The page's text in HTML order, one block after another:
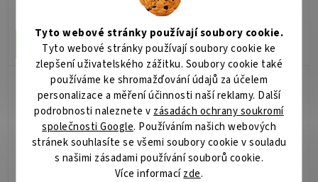
Tyto webové stránky používají soubory cookie.
Tyto webové stránky používají soubory cookie ke
zlepšení uživatelského zážitku. Soubory cookie také
používáme ke shromažďování údajů za účelem
personalizace a měření účinnosti naší reklamy. Další
podrobnosti naleznete v zásadách ochrany soukromí
společnosti Google. Používáním našich webových
stránek souhlasíte se všemi soubory cookie v souladu
s našimi zásadami používání souborů cookie.
Více informacízde.
Do košíku
57 499 Kč
Do košíku